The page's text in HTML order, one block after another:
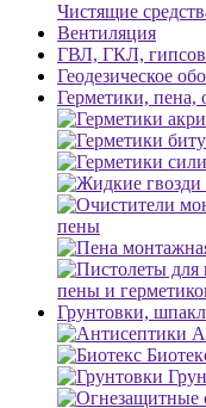
Чистящие
Вентиляция
ГВЛ, ГКЛ,
Геодезическое
Герметики, пена,
пены
пены и
Грунтовки,